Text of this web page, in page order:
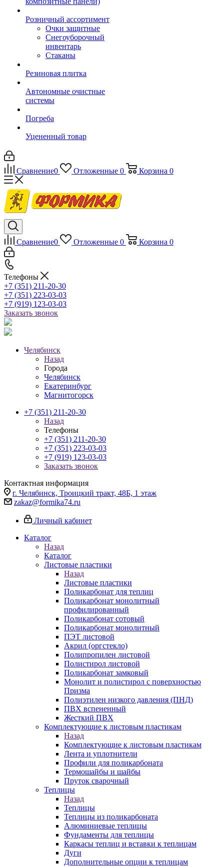
Розничный ассортимент
Очки защитные
Снегоуборочный
инвентарь
Стаканы
Резиновая плитка
Автономные очистные
системы
Погреба
Уцененный товар
Сравнение0 Отложенные 0 Корзина 0
Сравнение0 Отложенные 0 Корзина 0
Телефоны
+7 (351) 211-20-30
+7 (351) 223-03-03
+7 (919) 123-03-03
Заказать звонок
Челябинск
Назад
Города
Челябинск
Екатеринбург
Магнитогорск
+7 (351) 211-20-30
Назад
Телефоны
+7 (351) 211-20-30
+7 (351) 223-03-03
+7 (919) 123-03-03
Заказать звонок
Контактная информация
г. Челябинск, Троицкий тракт, 48Б, 1 этаж
zakaz@formika74.ru
Личный кабинет
Каталог
Назад
Каталог
Листовые пластики
Назад
Листовые пластики
Поликарбонат для теплиц
Поликарбонат монолитный
профилированный
Поликарбонат сотовый
Поликарбонат монолитный
ПЭТ листовой
Акрил (оргстекло)
Полипропилен листовой
Полистирол листовой
Поликарбонат замковый
Монолит и полистирол с поверхностью
Призма
Полиэтилен низкого давления (ПНД)
ПВХ вспененный
Жесткий ПВХ
Комплектующие к листовым пластикам
Назад
Комплектующие к листовым пластикам
Лента и уплотнители
Профили для поликарбоната
Термошайбы и шайбы
Пруток сварочный
Теплицы
Назад
Теплицы
Теплицы из поликарбоната
Алюминиевые теплицы
Фундаменты для теплицы
Каркасы теплиц и вставки к теплицам
Дуги
Дополнительные опции к теплицам